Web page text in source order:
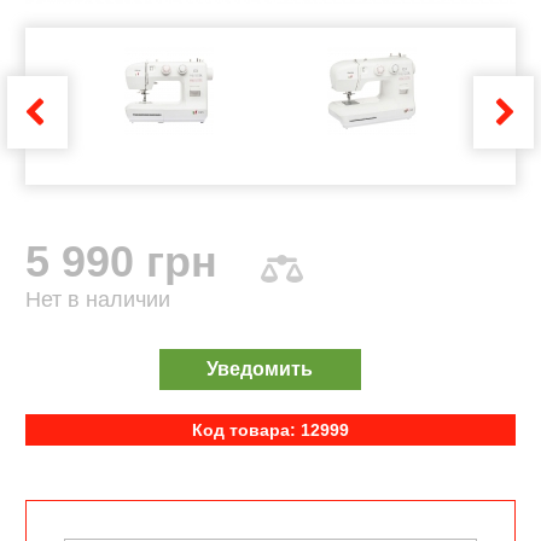
5 990 грн
Нет в наличии
Уведомить
Код товара: 12999